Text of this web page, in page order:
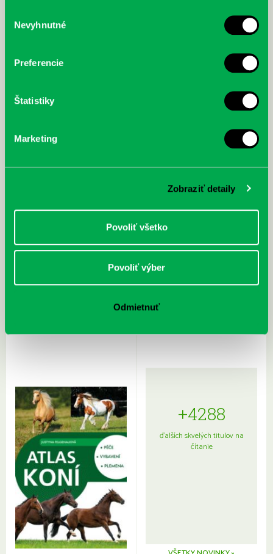
súhlasu
Nevyhnutné
Preferencie
Štatistiky
Marketing
Zobraziť detaily
Povoliť všetko
Povoliť výber
Odmietnuť
McGrath, Andy: Tadej Pogačar:
nezastaviteľný
Sprievodca po hviezdnej oblohe
kompletný sprievodca
+4288
ďalších skvelých titulov na
čítanie